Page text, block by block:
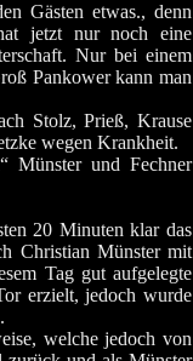
Gästen etwas., denn
jetzt nur noch eine
Nur bei einem
Pankower kann man
Stolz, Prieß, Krause
wegen Krankheit.
Münster und Fechner
20 Minuten klar das
Christian Münster mit
Tag gut aufgelegte
erzielt, jedoch wurde
welche jedoch von